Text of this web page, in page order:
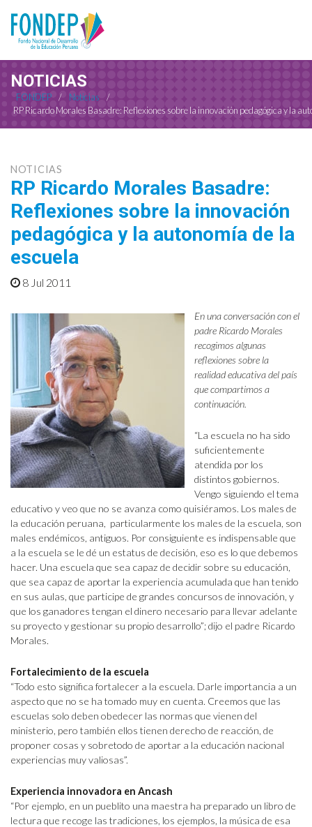
NOTICIAS
FONDEP / Noticias
/
RP Ricardo Morales Basadre: Reflexiones sobre la innovación pedagógica y la
NOTICIAS
RP Ricardo Morales Basadre:
Reflexiones sobre la innovación
pedagógica y la autonomía de la
escuela
8 Jul 2011
En una conversación con el
padre Ricardo Morales
recogimos algunas
reflexiones sobre la
realidad educativa del país
que compartimos a
continuación.
“La escuela no ha sido
suficientemente
atendida por los
distintos gobiernos.
Vengo siguiendo el tema
educativo y veo que no se avanza como quisiéramos. Los males de
la educación peruana, particularmente los males de la escuela, son
males endémicos, antiguos. Por consiguiente es indispensable que
a la escuela se le dé un estatus de decisión, eso es lo que debemos
hacer. Una escuela que sea capaz de decidir sobre su educación,
que sea capaz de aportar la experiencia acumulada que han tenido
en sus aulas, que participe de grandes concursos de innovación, y
que los ganadores tengan el dinero necesario para llevar adelante
su proyecto y gestionar su propio desarrollo”; dijo el padre Ricardo
Morales.
Fortalecimiento de la escuela
“Todo esto significa fortalecer a la escuela. Darle importancia a un
aspecto que no se ha tomado muy en cuenta. Creemos que las
escuelas solo deben obedecer las normas que vienen del
ministerio, pero también ellos tienen derecho de reacción, de
proponer cosas y sobretodo de aportar a la educación nacional
experiencias muy valiosas”.
Experiencia innovadora en Ancash
“Por ejemplo, en un pueblito una maestra ha preparado un libro de
lectura que recoge las tradiciones, los ejemplos, la música de esa